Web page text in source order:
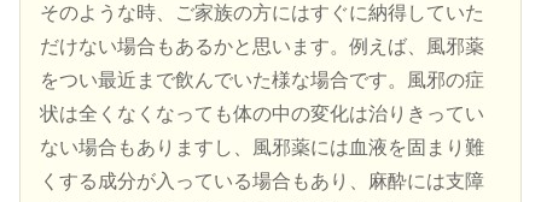
そのような時、ご家族の方にはすぐに納得していた
だけない場合もあるかと思います。例えば、風邪薬
をつい最近まで飲んでいた様な場合です。風邪の症
状は全くなくなっても体の中の変化は治りきってい
ない場合もありますし、風邪薬には血液を固まり難
くする成分が入っている場合もあり、麻酔には支障